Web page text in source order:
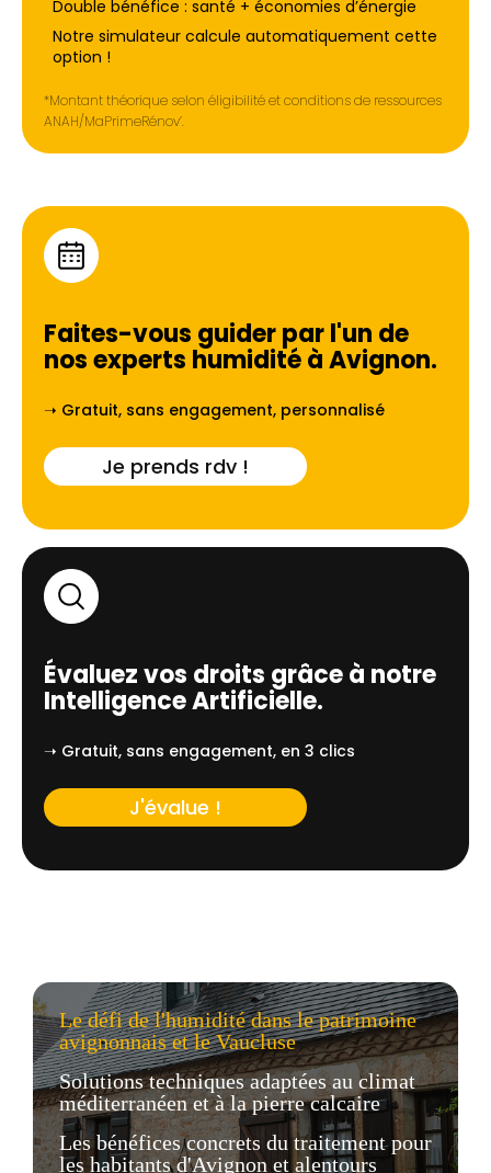
Double bénéfice : santé + économies d’énergie
Notre simulateur calcule automatiquement cette
option !
*Montant théorique selon éligibilité et conditions de ressources
ANAH/MaPrimeRénov’.
Faites-vous guider par l'un de
nos experts humidité àAvignon.
➝ Gratuit, sans engagement, personnalisé
Je prends rdv !
Évaluez vos droits grâce à notre
Intelligence Artificielle.
➝ Gratuit, sans engagement, en 3 clics
J'évalue !
Le défi de l'humidité dans le patrimoine
avignonnais et le Vaucluse
Solutions techniques adaptées au climat
méditerranéen et à la pierre calcaire
Les bénéfices concrets du traitement pour
les habitants d'Avignon et alentours